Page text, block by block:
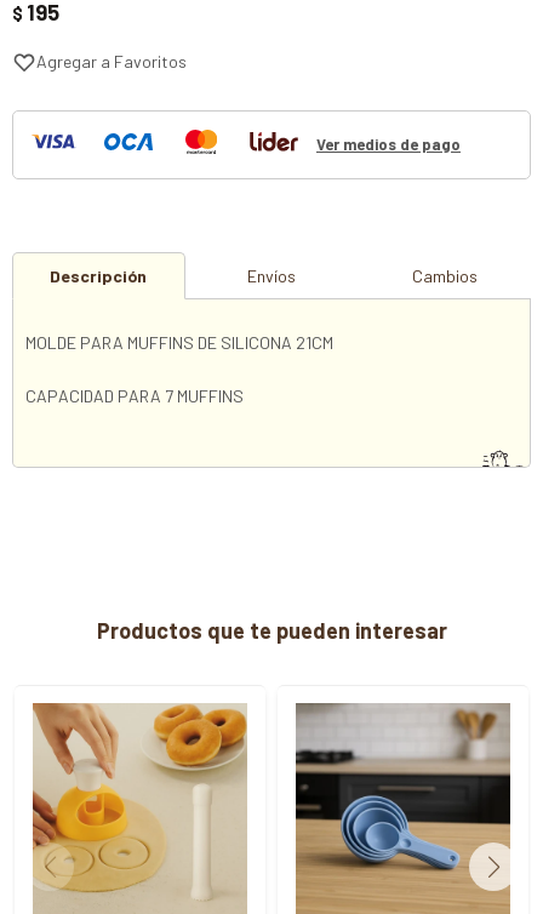
$ 195
Ver medios de pago
Descripción Envíos Cambios
MOLDE PARA MUFFINS DE SILICONA 21CM
CAPACIDAD PARA 7 MUFFINS
Productos que te pueden interesar